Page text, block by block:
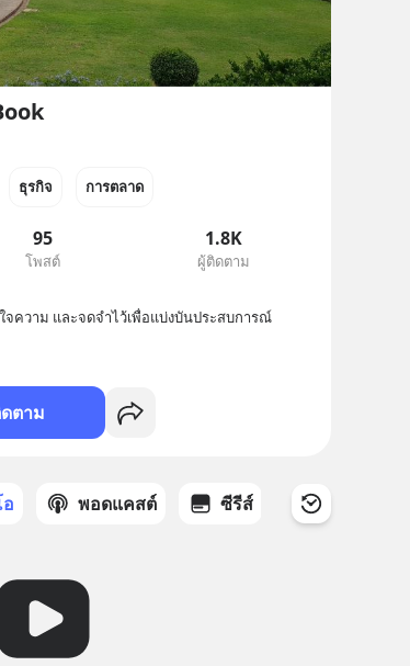
ธุรกิจ การตลาด
95
โพสต์
1.8K
ผู้ติดตาม
จความ และจดจำไว้เพื่อแบ่งบันประสบการณ์
ตาม
พอดแคสต์ ซีรีส์